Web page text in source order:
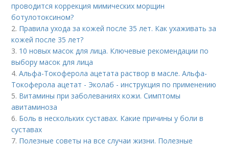
проводится коррекция мимических морщин
ботулотоксином?
2. Правила ухода за кожей после 35 лет. Как ухаживать за
кожей после 35 лет?
3. 10 новых масок для лица. Ключевые рекомендации по
выбору масок для лица
4.Альфа-Токоферола ацетата раствор в масле. Альфа-
Токоферола ацетат - Эколаб - инструкция по применению
5. Витамины при заболеваниях кожи. Симптомы
авитаминоза
6. Боль в нескольких суставах. Какие причины у боли в
суставах
7. Полезные советы на все случаи жизни. Полезные